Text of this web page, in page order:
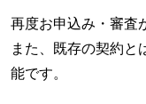
再度お申込み・審査
また、既存の契約と
能です。